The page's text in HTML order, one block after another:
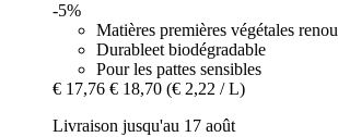
-5%
Matières premières végétales
Durableet biodégradable
Pour les pattes sensibles
€ 17,76 € 18,70 (€ 2,22 / L)
Livraison jusqu'au 17 août